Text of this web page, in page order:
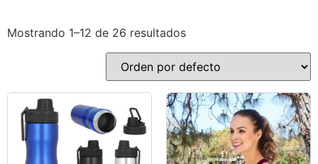
Mostrando 1–12 de 26 resultados